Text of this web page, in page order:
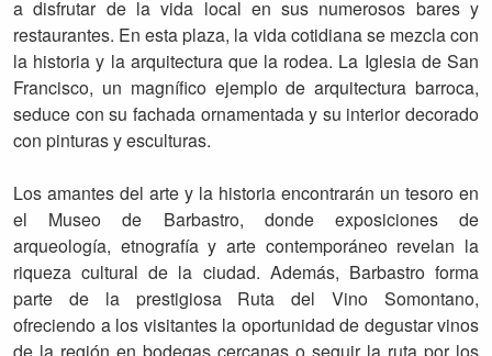
a disfrutar de la vida local en sus numerosos bares y
restaurantes. En esta plaza, la vida cotidiana se mezcla con
la historia y la arquitectura que la rodea. La Iglesia de San
Francisco, un magnífico ejemplo de arquitectura barroca,
seduce con su fachada ornamentada y su interior decorado
con pinturas y esculturas.
Los amantes del arte y la historia encontrarán un tesoro en
el Museo de Barbastro, donde exposiciones de
arqueología, etnografía y arte contemporáneo revelan la
riqueza cultural de la ciudad. Además, Barbastro forma
parte de la prestigiosa Ruta del Vino Somontano,
ofreciendo a los visitantes la oportunidad de degustar vinos